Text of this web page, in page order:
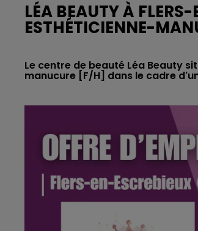
LÉA BEAUTY À
ESTHÉTICIENNE-
Le centre de beauté Léa Beauty
manucure [F/H] dans le cadre